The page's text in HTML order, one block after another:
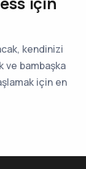
kendinizi
ve bambaşka
için en